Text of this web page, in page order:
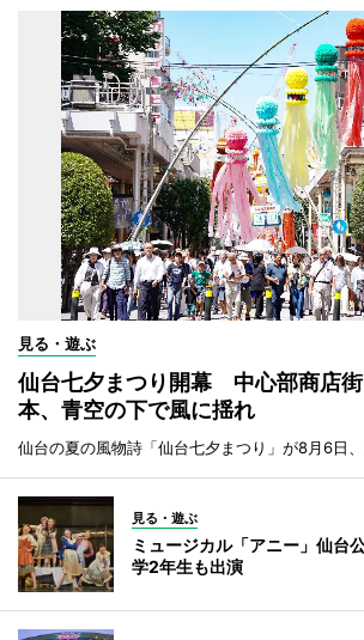
見る・遊ぶ
仙台七夕まつり開幕 中心部商店
本、青空の下で風に揺れ
仙台の夏の風物詩「仙台七夕まつり」が8月6日、
見る・遊ぶ
ミュージカル「アニー」仙
学2年生も出演